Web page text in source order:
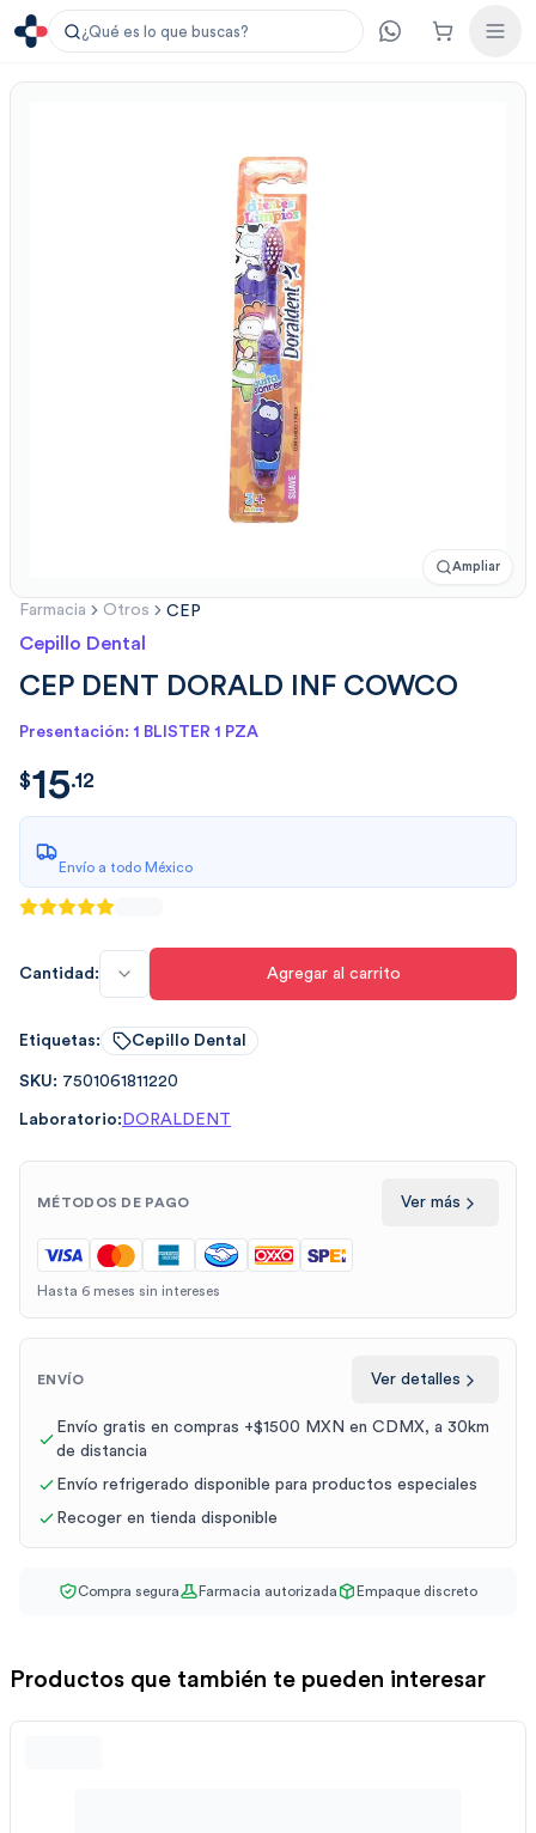
¿Qué es lo que buscas?
Ampliar
Farmacia Otros CEP
Cepillo Dental
CEP DENT DORALD INF COWCO
Presentación: 1 BLISTER 1 PZA
$15.1221
$15.12
Envío a todo México
Cantidad: Agregar al carrito
Etiquetas: Cepillo Dental
SKU: 7501061811220
Laboratorio: DORALDENT
MÉTODOS DE PAGO Ver más
Hasta 6 meses sin intereses
ENVÍO Ver detalles
Envío gratis en compras +$1500 MXN en CDMX, a 30km
de distancia
Envío refrigerado disponible para productos especiales
Recoger en tienda disponible
Compra segura Farmacia autorizada Empaque discreto
Productos que también te pueden interesar